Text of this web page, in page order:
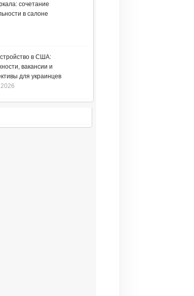
сочетание
в салоне
в США:
вакансии и
для украинцев